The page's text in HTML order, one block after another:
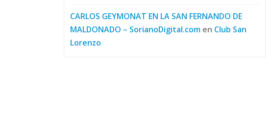
CARLOS GEYMONAT EN LA SAN FERNANDO DE
MALDONADO – SorianoDigital.com en Club San
Lorenzo